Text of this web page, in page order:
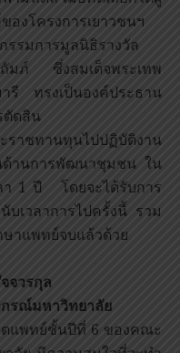
งโครงการเยาวชนฯ
รมการมูลนิธิรางวัล
ถัมภ์ ซึ่งสมเด็จพระเทพ
รี ทรงเป็นองค์ประธาน
ตัดสิน
าชทานทุนไปปฏิบัติงาน
านการพัฒนาชุมชน ใน
ลา 1 ปี โดยจะได้รับการ
เวลาการไปครั้งนี้ รวม
ษาแพทย์จบแล้วด้วย
จวรกุล
รณ์มหาวิทยาลัย
แพทย์ชั้นปีที่ 6 ของคณะ